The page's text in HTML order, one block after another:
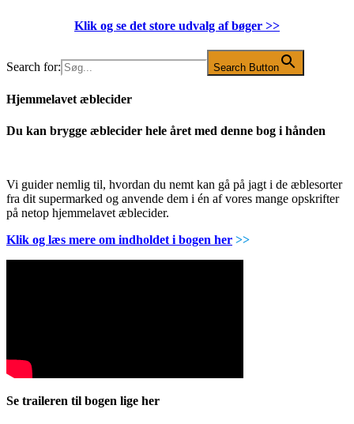
Klik og se det store udvalg af bøger >>
Search for: Search Button
Hjemmelavet æblecider
Du kan brygge æblecider hele året med denne bog i hånden
Vi guider nemlig til, hvordan du nemt kan gå på jagt i de æblesorter
fra dit supermarked og anvende dem i én af vores mange opskrifter
på netop hjemmelavet æblecider.
Klik og læs mere om indholdet i bogen her >>
Se traileren til bogen lige her